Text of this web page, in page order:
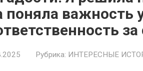
поняла важность
Рубрика: ИНТЕРЕСНЫЕ